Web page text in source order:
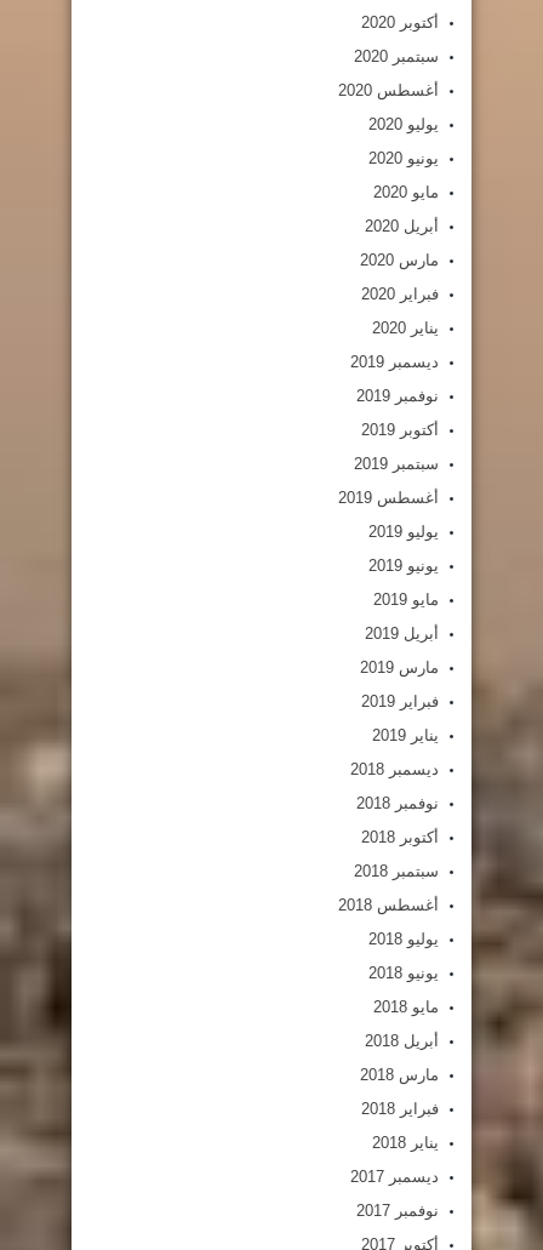
أكتوبر 2020
سبتمبر 2020
أغسطس 2020
يوليو 2020
يونيو 2020
مايو 2020
أبريل 2020
مارس 2020
فبراير 2020
يناير 2020
ديسمبر 2019
نوفمبر 2019
أكتوبر 2019
سبتمبر 2019
أغسطس 2019
يوليو 2019
يونيو 2019
مايو 2019
أبريل 2019
مارس 2019
فبراير 2019
يناير 2019
ديسمبر 2018
نوفمبر 2018
أكتوبر 2018
سبتمبر 2018
أغسطس 2018
يوليو 2018
يونيو 2018
مايو 2018
أبريل 2018
مارس 2018
فبراير 2018
يناير 2018
ديسمبر 2017
نوفمبر 2017
أكتوبر 2017